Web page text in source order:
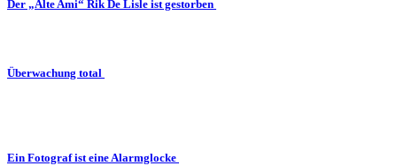
Der „Alte Ami“ Rik De Lisle ist gestorben
Überwachung total
Ein Fotograf ist eine Alarmglocke